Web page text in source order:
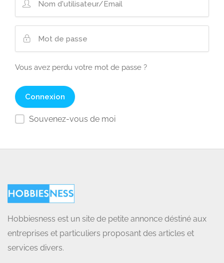
Vous avez perdu votre mot de passe ?
Souvenez-vous de moi
Hobbiesness est un site de petite annonce déstiné aux
entreprises et particuliers proposant des articles et
services divers.